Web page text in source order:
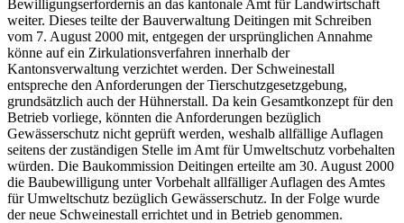
Bewilligungserfordernis an das kantonale Amt für Landwirtschaft
weiter. Dieses teilte der Bauverwaltung Deitingen mit Schreiben
vom 7. August 2000 mit, entgegen der ursprünglichen Annahme
könne auf ein Zirkulationsverfahren innerhalb der
Kantonsverwaltung verzichtet werden. Der Schweinestall
entspreche den Anforderungen der Tierschutzgesetzgebung,
grundsätzlich auch der Hühnerstall. Da kein Gesamtkonzept für den
Betrieb vorliege, könnten die Anforderungen bezüglich
Gewässerschutz nicht geprüft werden, weshalb allfällige Auflagen
seitens der zuständigen Stelle im Amt für Umweltschutz vorbehalten
würden. Die Baukommission Deitingen erteilte am 30. August 2000
die Baubewilligung unter Vorbehalt allfälliger Auflagen des Amtes
für Umweltschutz bezüglich Gewässerschutz. In der Folge wurde
der neue Schweinestall errichtet und in Betrieb genommen.